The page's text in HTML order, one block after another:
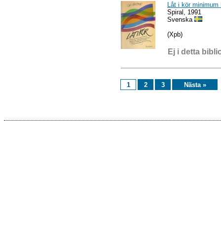
Låt i kör minimum
Spiral, 1991
Svenska
(Xpb)
Ej i detta
1 2 3 Nästa »